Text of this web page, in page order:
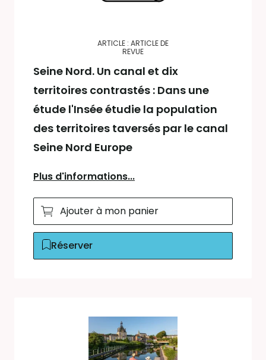
ARTICLE : ARTICLE DE
REVUE
Seine Nord. Un canal et dix
territoires contrastés : Dans une
étude l'Insée étudie la population
des territoires taversés par le canal
Seine Nord Europe
Plus d'informations...
Ajouter à mon panier
Réserver